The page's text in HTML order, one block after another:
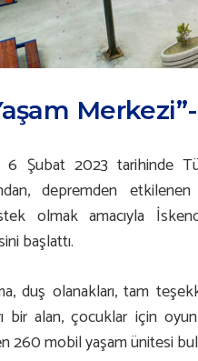
Şubat 2023 tarihinde
depremden
olmak amacıyla
başlattı.
duş olanakları, tam
bir alan, çocuklar için
260 mobil yaşam ünitesi